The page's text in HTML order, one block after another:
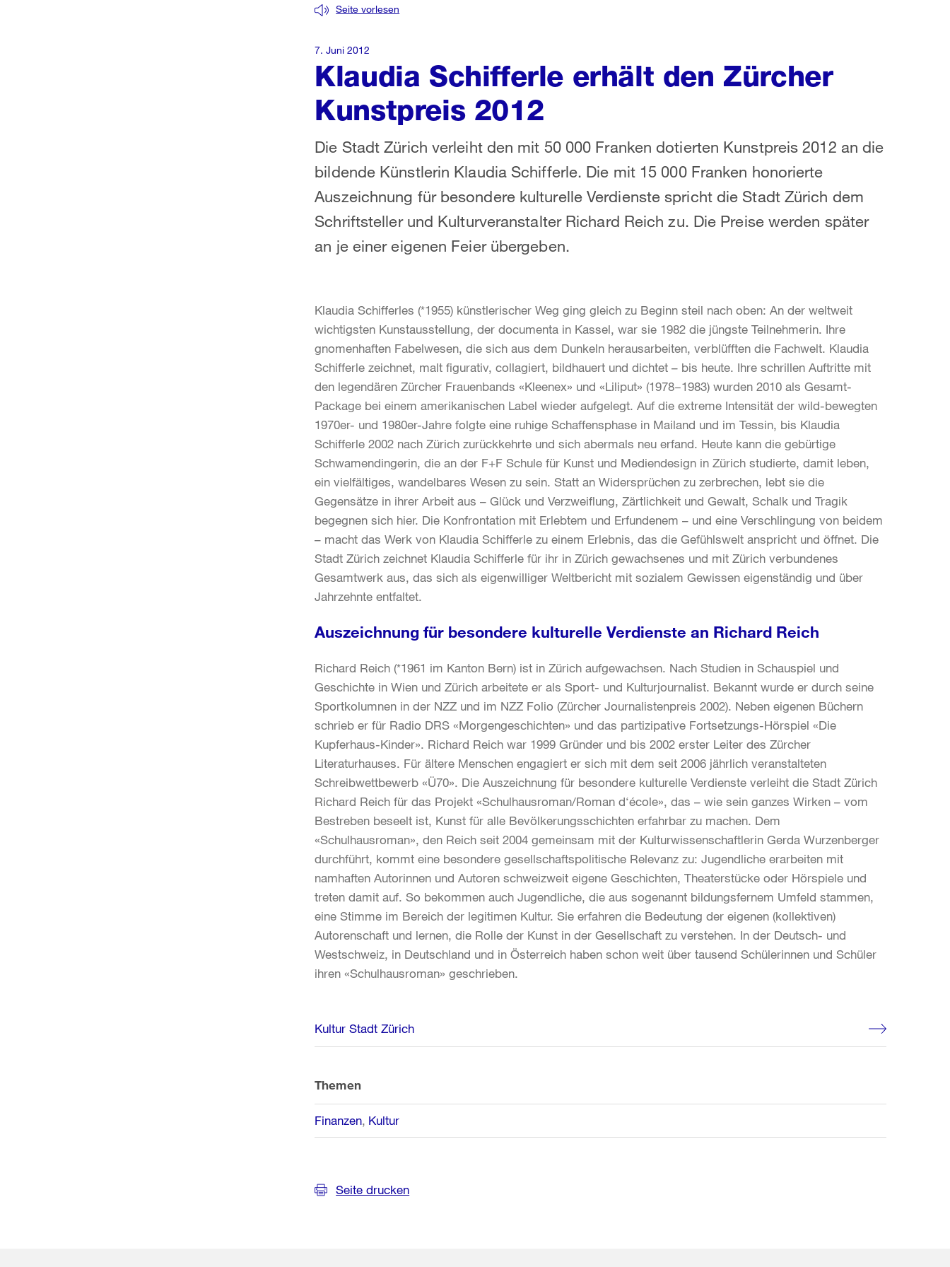
Klaudia Schifferle erhält den Zürcher
Kunstpreis 2012
Seite vorlesen
Die Stadt Zürich verleiht den mit 50 000 Franken dotierten Kunstpreis 2012 an die
bildende Künstlerin Klaudia Schifferle. Die mit 15 000 Franken honorierte
Auszeichnung für besondere kulturelle Verdienste spricht die Stadt Zürich dem
Schriftsteller und Kulturveranstalter Richard Reich zu. Die Preise werden später
an je einer eigenen Feier übergeben.
7. Juni 2012
Klaudia Schifferles (*1955) künstlerischer Weg ging gleich zu Beginn steil nach oben: An der weltweit
wichtigsten Kunstausstellung, der documenta in Kassel, war sie 1982 die jüngste Teilnehmerin. Ihre
gnomenhaften Fabelwesen, die sich aus dem Dunkeln herausarbeiten, verblüfften die Fachwelt. Klaudia
Schifferle zeichnet, malt figurativ, collagiert, bildhauert und dichtet – bis heute. Ihre schrillen Auftritte mit
den legendären Zürcher Frauenbands «Kleenex» und «Liliput» (1978−1983) wurden 2010 als Gesamt-
Package bei einem amerikanischen Label wieder aufgelegt. Auf die extreme Intensität der wild-bewegten
1970er- und 1980er-Jahre folgte eine ruhige Schaffensphase in Mailand und im Tessin, bis Klaudia
Schifferle 2002 nach Zürich zurückkehrte und sich abermals neu erfand. Heute kann die gebürtige
Schwamendingerin, die an der F+F Schule für Kunst und Mediendesign in Zürich studierte, damit leben,
ein vielfältiges, wandelbares Wesen zu sein. Statt an Widersprüchen zu zerbrechen, lebt sie die
Gegensätze in ihrer Arbeit aus – Glück und Verzweiflung, Zärtlichkeit und Gewalt, Schalk und Tragik
begegnen sich hier. Die Konfrontation mit Erlebtem und Erfundenem – und eine Verschlingung von beidem
– macht das Werk von Klaudia Schifferle zu einem Erlebnis, das die Gefühlswelt anspricht und öffnet. Die
Stadt Zürich zeichnet Klaudia Schifferle für ihr in Zürich gewachsenes und mit Zürich verbundenes
Gesamtwerk aus, das sich als eigenwilliger Weltbericht mit sozialem Gewissen eigenständig und über
Jahrzehnte entfaltet.
Auszeichnung für besondere kulturelle Verdienste an Richard Reich
Richard Reich (*1961 im Kanton Bern) ist in Zürich aufgewachsen. Nach Studien in Schauspiel und
Geschichte in Wien und Zürich arbeitete er als Sport- und Kulturjournalist. Bekannt wurde er durch seine
Sportkolumnen in der NZZ und im NZZ Folio (Zürcher Journalistenpreis 2002). Neben eigenen Büchern
schrieb er für Radio DRS «Morgengeschichten» und das partizipative Fortsetzungs-Hörspiel «Die
Kupferhaus-Kinder». Richard Reich war 1999 Gründer und bis 2002 erster Leiter des Zürcher
Literaturhauses. Für ältere Menschen engagiert er sich mit dem seit 2006 jährlich veranstalteten
Schreibwettbewerb «Ü70». Die Auszeichnung für besondere kulturelle Verdienste verleiht die Stadt Zürich
Richard Reich für das Projekt «Schulhausroman/Roman d‘école», das – wie sein ganzes Wirken – vom
Bestreben beseelt ist, Kunst für alle Bevölkerungsschichten erfahrbar zu machen. Dem
«Schulhausroman», den Reich seit 2004 gemeinsam mit der Kulturwissenschaftlerin Gerda Wurzenberger
durchführt, kommt eine besondere gesellschaftspolitische Relevanz zu: Jugendliche erarbeiten mit
namhaften Autorinnen und Autoren schweizweit eigene Geschichten, Theaterstücke oder Hörspiele und
treten damit auf. So bekommen auch Jugendliche, die aus sogenannt bildungsfernem Umfeld stammen,
eine Stimme im Bereich der legitimen Kultur. Sie erfahren die Bedeutung der eigenen (kollektiven)
Autorenschaft und lernen, die Rolle der Kunst in der Gesellschaft zu verstehen. In der Deutsch- und
Westschweiz, in Deutschland und in Österreich haben schon weit über tausend Schülerinnen und Schüler
ihren «Schulhausroman» geschrieben.
Weitere
Informationen
Kultur Stadt Zürich
Themen
Finanzen Kultur
Seite drucken